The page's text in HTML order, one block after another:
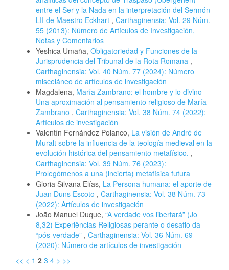
entre el Ser y la Nada en la interpretación del Sermón
LII de Maestro Eckhart , Carthaginensia: Vol. 29 Núm.
55 (2013): Número de Artículos de Investigación,
Notas y Comentarios
Yeshica Umaña, Obligatoriedad y Funciones de la
Jurisprudencia del Tribunal de la Rota Romana ,
Carthaginensia: Vol. 40 Núm. 77 (2024): Número
misceláneo de artículos de investigación
Magdalena, María Zambrano: el hombre y lo divino
Una aproximación al pensamiento religioso de María
Zambrano , Carthaginensia: Vol. 38 Núm. 74 (2022):
Artículos de investigación
Valentín Fernández Polanco, La visión de André de
Muralt sobre la influencia de la teología medieval en la
evolución histórica del pensamiento metafísico. ,
Carthaginensia: Vol. 39 Núm. 76 (2023):
Prolegómenos a una (incierta) metafísica futura
Gloria Silvana Elías, La Persona humana: el aporte de
Juan Duns Escoto , Carthaginensia: Vol. 38 Núm. 73
(2022): Artículos de investigación
João Manuel Duque, “A verdade vos libertará” (Jo
8,32) Experiências Religiosas perante o desafio da
“pós-verdade” , Carthaginensia: Vol. 36 Núm. 69
(2020): Número de artículos de investigación
<< < 1 2 3 4 > >>